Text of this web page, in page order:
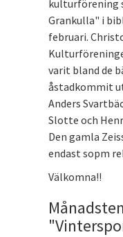
kulturförening
Grankulla" i
februari.
varit bland de
åstadkommit
Anders
Slotte och
Den gamla
endast sopm
Välkomna!!